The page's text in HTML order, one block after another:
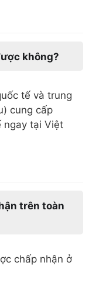
không?
tế và trung
cung cấp
ngay tại Việt
trên toàn
chấp nhận ở